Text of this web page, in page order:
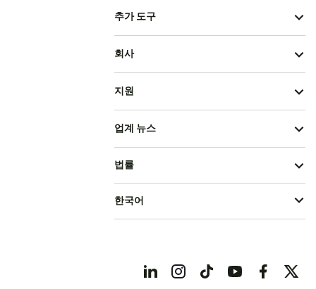
추가 도구
회사
지원
업계 뉴스
법률
한국어